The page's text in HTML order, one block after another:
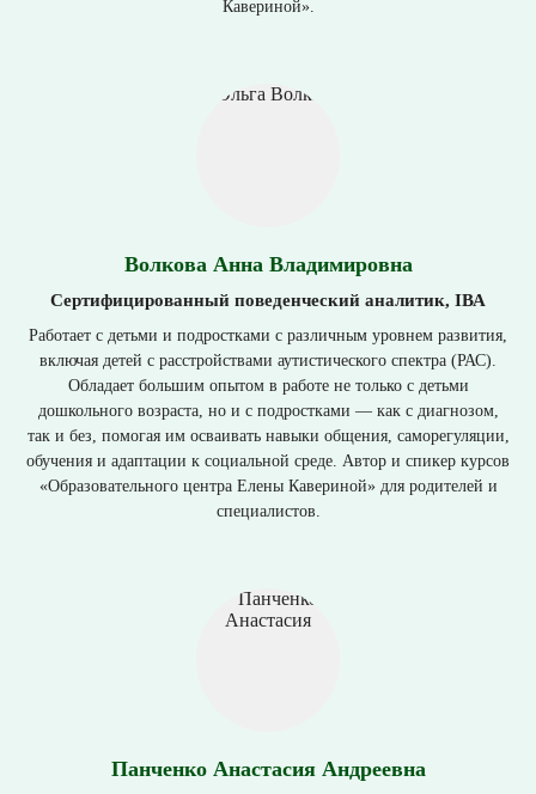
Кавериной».
Волкова Анна Владимировна
Сертифицированный поведенческий аналитик, IВА
Работает с детьми и подростками с различным уровнем развития,
включая детей с расстройствами аутистического спектра (РАС).
Обладает большим опытом в работе не только с детьми
дошкольного возраста, но и с подростками — как с диагнозом,
так и без, помогая им осваивать навыки общения, саморегуляции,
обучения и адаптации к социальной среде. Автор и спикер курсов
«Образовательного центра Елены Кавериной» для родителей и
специалистов.
Панченко Анастасия Андреевна